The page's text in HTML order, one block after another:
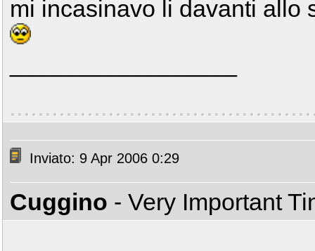
mi incasinavo li davanti allo
Inviato: 9 Apr 2006 0:29
Cuggino - Very Important